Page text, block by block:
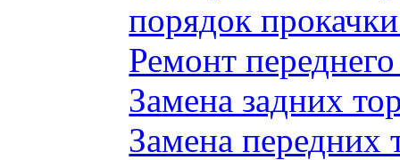
порядок
Ремонт
Замена задних
Замена передних